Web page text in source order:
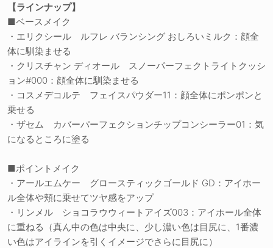
【ラインナップ】
■ベースメイク
・エリクシール ルフレ バランシング おしろいミルク：顔全
体に馴染ませる
・クリスチャン ディオール スノーパーフェクトライトクッシ
ョン#000：顔全体に馴染ませる
・コスメデコルテ フェイスパウダー11：顔全体にポンポンと
乗せる
・ザセム カバーパーフェクションチップコンシーラー01：気
になるところに塗る
■ポイントメイク
・アールエムケー グロースティックゴールド GD：アイホー
ル全体や頬に乗せてツヤ感をアップ
・リンメル ショコラウウィートアイズ003：アイホール全体
に重ねる（真ん中の色は中央に、少し濃い色は目尻に、1番濃
い色はアイラインを引くイメージでさらに目尻に）